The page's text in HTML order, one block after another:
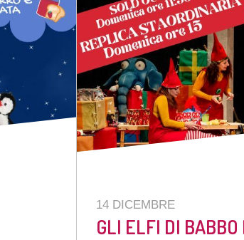
14 DICEMBRE
GLI ELFI DI BABBO